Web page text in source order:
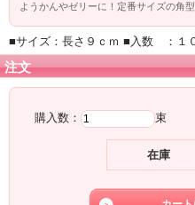
ようかんやゼリーに！定番サイズの角
■サイズ：長さ９ｃｍ ■入数 ：１
注文
購入数： 束
在庫